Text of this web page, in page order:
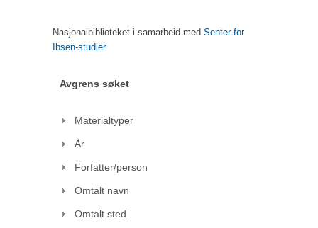
Nasjonalbiblioteket i samarbeid med Senter for
Ibsen-studier
Avgrens søket
Materialtyper
År
Forfatter/person
Omtalt navn
Omtalt sted